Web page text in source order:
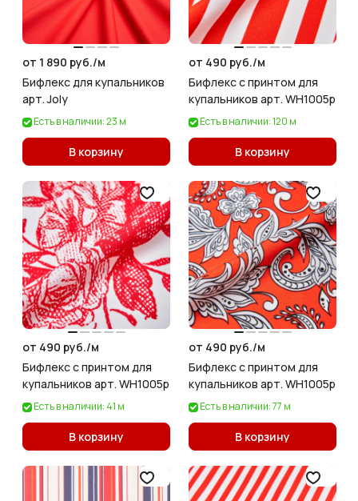
от 1 890 руб./м
Бифлекс для купальников
арт. Joly
Есть в наличии: 23 м
В корзину
от 490 руб./м
Бифлекс с принтом для
купальников арт. WH1005p
Есть в наличии: 120 м
В корзину
от 490 руб./м
Бифлекс с принтом для
купальников арт. WH1005p
Есть в наличии: 41 м
В корзину
от 490 руб./м
Бифлекс с принтом для
купальников арт. WH1005p
Есть в наличии: 77 м
В корзину